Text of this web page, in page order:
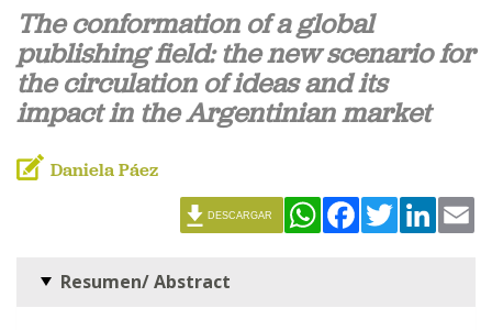
The conformation of a global
publishing field: the new scenario for
the circulation of ideas and its
impact in the Argentinian market
Daniela Páez
WhatsAppFacebookTwitter
DESCARGAR
Resumen/ Abstract